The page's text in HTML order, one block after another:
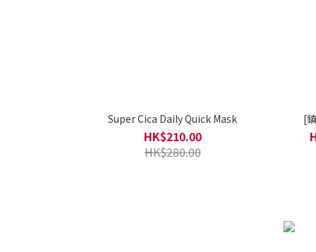
Super Cica Daily Quick Mask
HK$210.00
HK$280.00
[